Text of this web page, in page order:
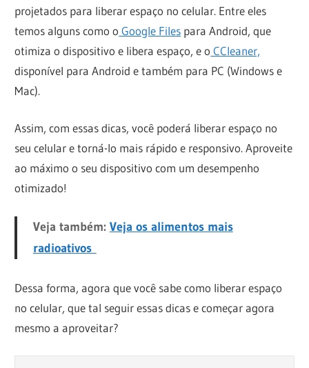
projetados para liberar espaço no celular. Entre eles
temos alguns como o Google Files para Android, que
otimiza o dispositivo e libera espaço, e o CCleaner,
disponível para Android e também para PC (Windows e
Mac).
Assim, com essas dicas, você poderá liberar espaço no
seu celular e torná-lo mais rápido e responsivo. Aproveite
ao máximo o seu dispositivo com um desempenho
otimizado!
Veja também: Veja os alimentos mais
radioativos
Dessa forma, agora que você sabe como liberar espaço
no celular, que tal seguir essas dicas e começar agora
mesmo a aproveitar?